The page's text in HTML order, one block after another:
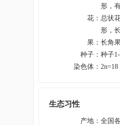
形，
花 ： 总状
形，
果 ： 长角
种子 ： 种子
染色体 ： 2n=18
生态习性
产地 ： 全国